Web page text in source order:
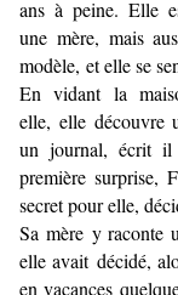
ans à peine. Elle
une mère, mais
modèle, et elle se
En vidant la
elle, elle découvre
un journal, écrit il
première surprise,
secret pour elle,
Sa mère y raconte
elle avait décidé,
en vacances